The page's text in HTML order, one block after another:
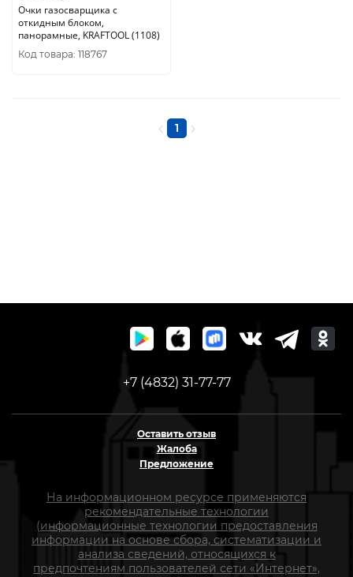
Очки газосварщика с
откидным блоком,
панорамные, KRAFTOOL (1108)
Код товара: 118767
1
+7 (4832) 31-77-77
Оставить отзыв
Жалоба
Предложение
На информационном ресурсе применяются
рекомендательные технологии
(информационные технологии предоставления
информации на основе сбора, систематизации и
анализа сведений, относящихся к
предпочтениям пользователей сети «Интернет»,